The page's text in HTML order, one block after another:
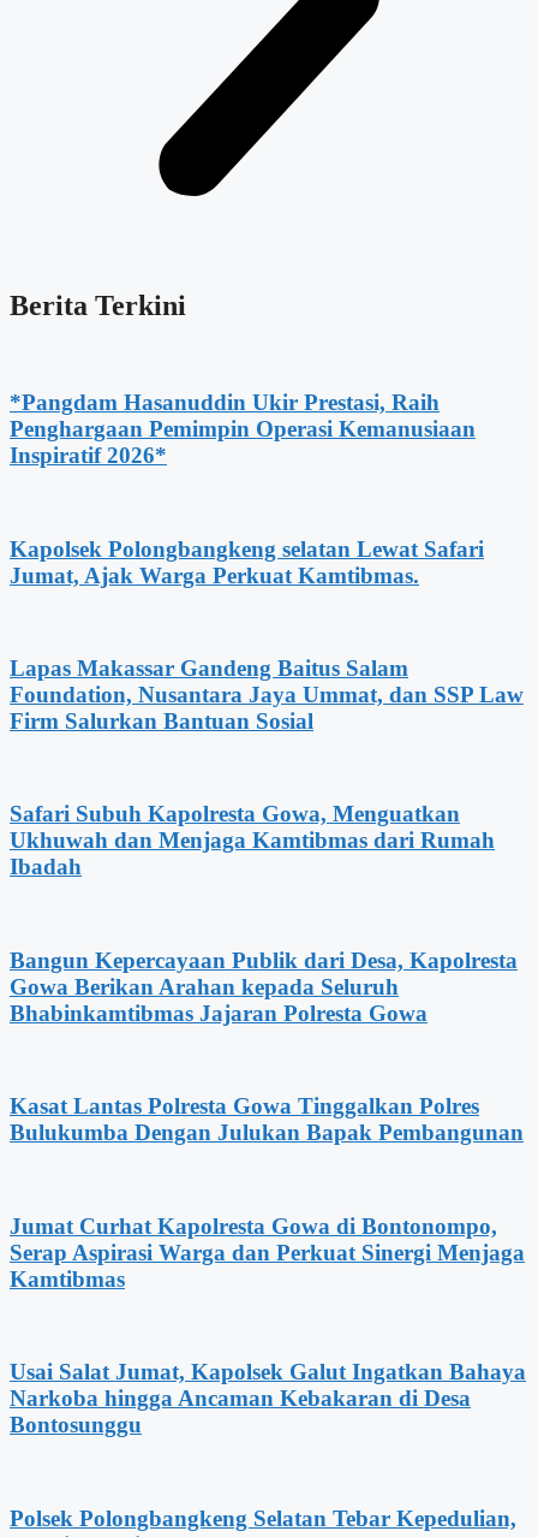
Berita Terkini
*Pangdam Hasanuddin Ukir Prestasi, Raih
Penghargaan Pemimpin Operasi Kemanusiaan
Inspiratif 2026*
Kapolsek Polongbangkeng selatan Lewat Safari
Jumat, Ajak Warga Perkuat Kamtibmas.
Lapas Makassar Gandeng Baitus Salam
Foundation, Nusantara Jaya Ummat, dan SSP Law
Firm Salurkan Bantuan Sosial
Safari Subuh Kapolresta Gowa, Menguatkan
Ukhuwah dan Menjaga Kamtibmas dari Rumah
Ibadah
Bangun Kepercayaan Publik dari Desa, Kapolresta
Gowa Berikan Arahan kepada Seluruh
Bhabinkamtibmas Jajaran Polresta Gowa
Kasat Lantas Polresta Gowa Tinggalkan Polres
Bulukumba Dengan Julukan Bapak Pembangunan
Jumat Curhat Kapolresta Gowa di Bontonompo,
Serap Aspirasi Warga dan Perkuat Sinergi Menjaga
Kamtibmas
Usai Salat Jumat, Kapolsek Galut Ingatkan Bahaya
Narkoba hingga Ancaman Kebakaran di Desa
Bontosunggu
Polsek Polongbangkeng Selatan Tebar Kepedulian,